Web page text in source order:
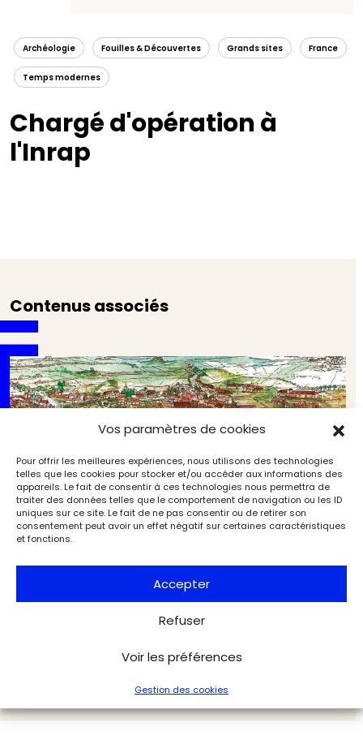
Vos paramètres de cookies
Pour offrir les meilleures expériences, nous utilisons des technologies
telles que les cookies pour stocker et/ou accéder aux informations des
appareils. Le fait de consentir à ces technologies nous permettra de
traiter des données telles que le comportement de navigation ou les ID
uniques sur ce site. Le fait de ne pas consentir ou de retirer son
consentement peut avoir un effet négatif sur certaines caractéristiques
et fonctions.
Accepter
Refuser
Voir les préférences
Gestion des cookies
Archéologie Fouilles & Découvertes Grands sites France
Temps modernes
Chargé d'opération à
l'Inrap
Contenus associés
Roissy, métamorphose d’un château
Archéologia